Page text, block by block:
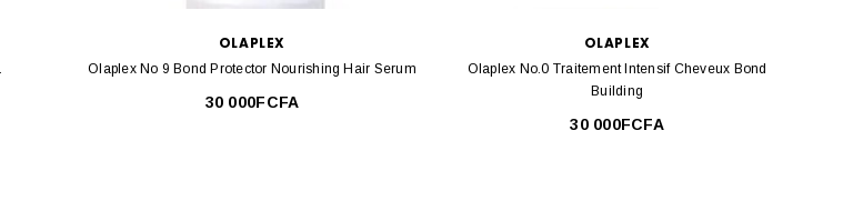
OLAPLEX
Olaplex No 9 Bond Protector Nourishing Hair Serum
30 000FCFA
OLAPLEX
Olaplex No.0 Traitement Intensif Cheveux Bond
Building
30 000FCFA